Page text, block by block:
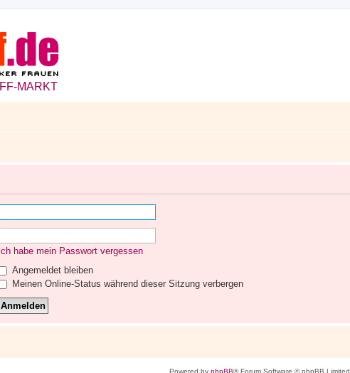
FF-MARKT
Ich habe mein Passwort vergessen
Angemeldet bleiben
Meinen Online-Status während dieser Sitzung verbergen
Powered by phpBB® Forum Software © phpBB Limited